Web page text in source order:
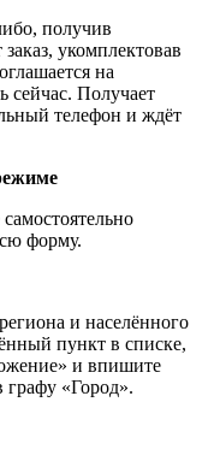
получив
укомплектовав
на
сейчас. Получает
телефон и ждёт
форму.
и населённого
пункт в списке,
и впишите
графу «Город».